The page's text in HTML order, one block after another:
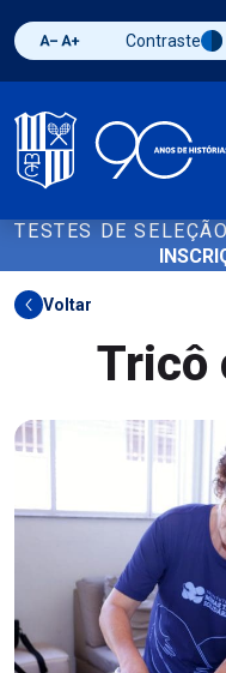
Diminuir fonte
Aumentar fonte
Alternar
Contraste
TESTES DE SELEÇÃO
Voltar
Tricô